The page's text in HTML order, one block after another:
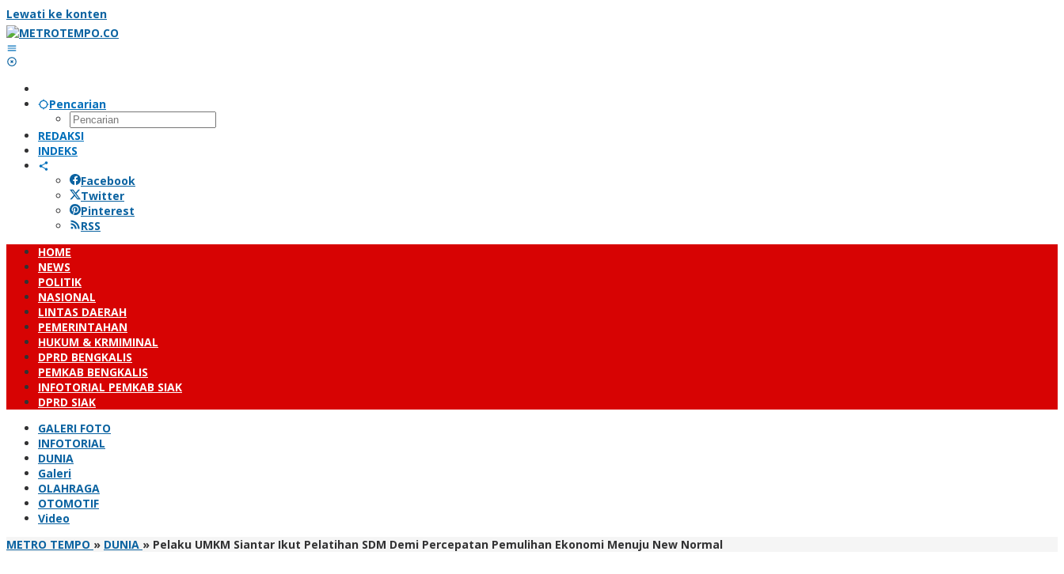
Lewati ke konten
Pencarian
REDAKSI
INDEKS
Facebook
Twitter
Pinterest
RSS
HOME
NEWS
POLITIK
NASIONAL
LINTAS DAERAH
PEMERINTAHAN
HUKUM & KRMIMINAL
DPRD BENGKALIS
PEMKAB BENGKALIS
INFOTORIAL PEMKAB SIAK
DPRD SIAK
GALERI FOTO
INFOTORIAL
DUNIA
Galeri
OLAHRAGA
OTOMOTIF
Video
METRO TEMPO » DUNIA » Pelaku UMKM Siantar Ikut Pelatihan SDM Demi Percepatan Pemulihan Ekonomi Menuju New Normal